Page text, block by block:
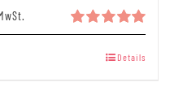
Bewertet
5.00Details